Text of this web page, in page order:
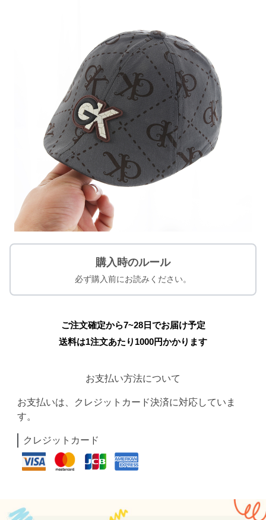
購入時のルール
必ず購入前にお読みください。
ご注文確定から7~28日でお届け予定
送料は1注文あたり 1000円かかります
お支払い方法について
お支払いは、クレジットカード決済に対応していま
す。
クレジットカード